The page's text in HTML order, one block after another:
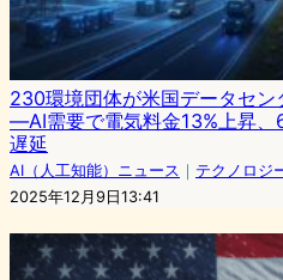
230環境団体が米国データセ
―AI需要で電気料金13%上昇
遅延
AI（人工知能）ニュース ｜ テクノロジ
2025年12月9日13:41